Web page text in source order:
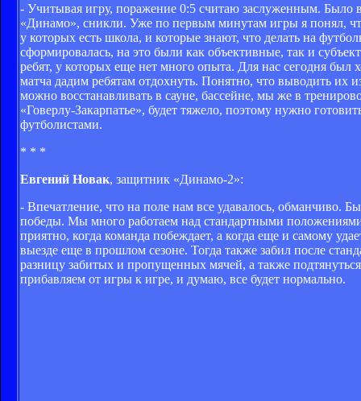
- Учитывая игру, поражение 0:5 считаю заслуженным.
«Динамо», сникли. Уже по первым минутам игры я понял,
у которых есть школа, и которые знают, что делать на
сформировалась, на это были как объективные, так и
ребят, у которых еще нет много опыта. Для нас сегодня
матча дадим ребятам отдохнуть. Понятно, что выводить их
можно восстанавливать в сауне, бассейне, мы же в
«Говерлу-Закарпатье», будет тяжело, поэтому нужно
футболистами.
* * *
Евгений Новак, защитник «Динамо-2»:
- Впечатление, что на поле нам все удавалось, обманчиво.
победы. Мы много работаем над стандартными
приятно, когда команда побеждает, а когда еще и самому
выезде еще в прошлом сезоне. Тогда также забил после
разницу забитых и пропущенных мячей, а также
прибавляем от игры к игре, и думаю, все будет нормально.